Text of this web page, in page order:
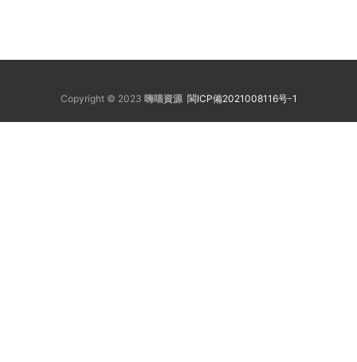
Copyright © 2023 嗨喵資源 閩ICP備2021008116号-1